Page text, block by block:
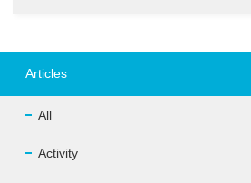
Articles
All
Activity